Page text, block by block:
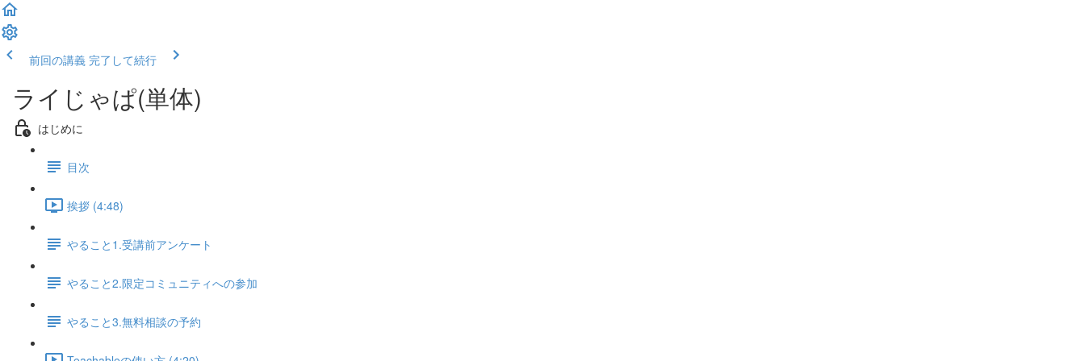
前回の講義 完了して続行
ライじゃぱ(単体)
はじめに
目次
挨拶 (4:48)
やること1.受講前アンケート
やること2.限定コミュニティへの参加
やること3.無料相談の予約